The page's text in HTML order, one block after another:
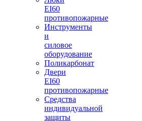
EI60
противопожарные
Инструменты
и
силовое
оборудование
Поликарбонат
Двери
EI60
противопожарные
Средства
индивидуальной
защиты